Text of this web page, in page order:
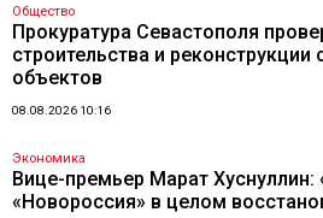
Общество
Прокуратура Севастополя
строительства и
объектов
08.08.2026 10:16
Экономика
Вице-премьер Марат
«Новороссия» в целом